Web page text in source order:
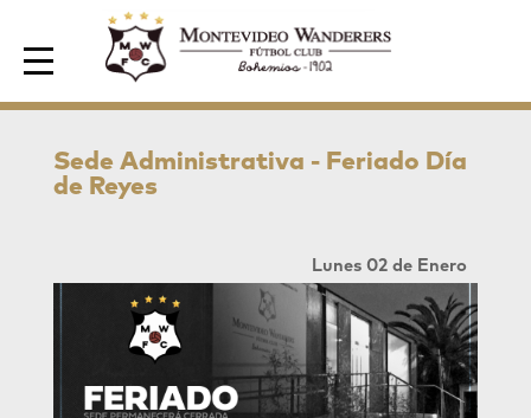
Area de Socios
Sede Administrativa - Feriado Día
de Reyes
Lunes 02 de Enero